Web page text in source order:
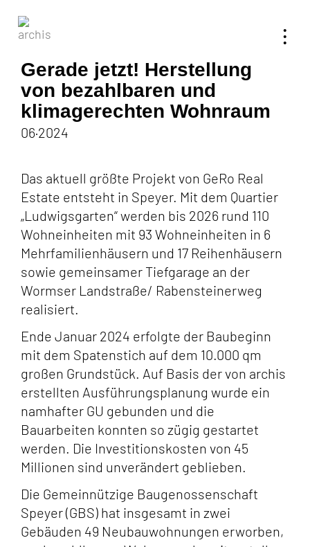
•
•
•
Gerade jetzt! Herstellung
von bezahlbaren und
klimagerechten Wohnraum
06·2024
Das aktuell größte Projekt von GeRo Real
Estate entsteht in Speyer. Mit dem Quartier
„Ludwigsgarten“ werden bis 2026 rund 110
Wohneinheiten mit 93 Wohneinheiten in 6
Mehrfamilienhäusern und 17 Reihenhäusern
sowie gemeinsamer Tiefgarage an der
Wormser Landstraße/ Rabensteinerweg
realisiert.
Ende Januar 2024 erfolgte der Baubeginn
mit dem Spatenstich auf dem 10.000 qm
großen Grundstück. Auf Basis der von archis
erstellten Ausführungsplanung wurde ein
namhafter GU gebunden und die
Bauarbeiten konnten so zügig gestartet
werden. Die Investitionskosten von 45
Millionen sind unverändert geblieben.
Die Gemeinnützige Baugenossenschaft
Speyer (GBS) hat insgesamt in zwei
Gebäuden 49 Neubauwohnungen erworben,